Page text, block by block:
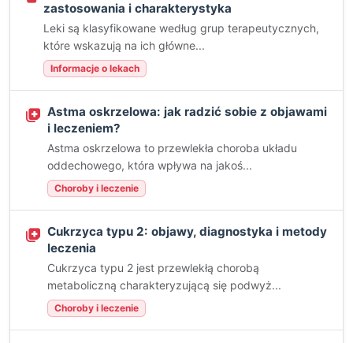
zastosowania i charakterystyka
Leki są klasyfikowane według grup terapeutycznych,
które wskazują na ich główne...
Informacje o lekach
Astma oskrzelowa: jak radzić sobie z objawami
i leczeniem?
Astma oskrzelowa to przewlekła choroba układu
oddechowego, która wpływa na jakoś...
Choroby i leczenie
Cukrzyca typu 2: objawy, diagnostyka i metody
leczenia
Cukrzyca typu 2 jest przewlekłą chorobą
metaboliczną charakteryzującą się podwyż...
Choroby i leczenie